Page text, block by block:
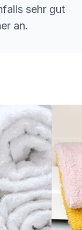
sehr gut
an.